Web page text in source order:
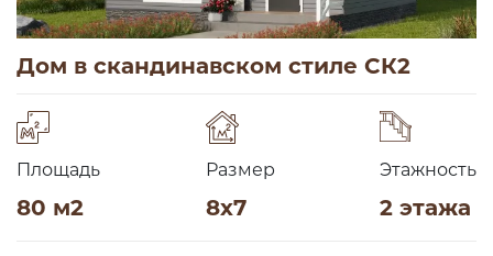
Дом в скандинавском стиле СК2
Площадь
80 м2
Размер
8х7
Этажность
2 этажа